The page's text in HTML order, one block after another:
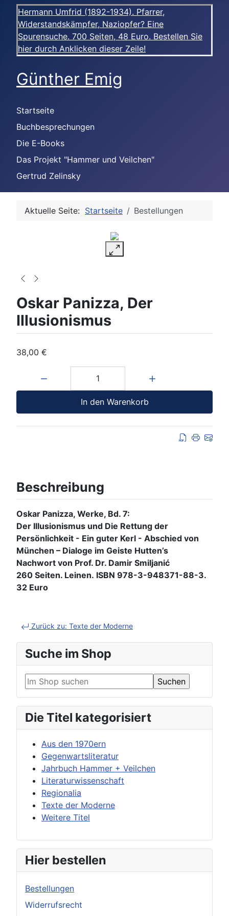
Hermann Umfrid (1892-1934). Pfarrer,
Widerstandskämpfer, Naziopfer? Eine
Spurensuche. 700 Seiten, 48 Euro. Bestellen Sie
hier durch Anklicken dieser Zeile!
Günther Emig
Startseite
Buchbesprechungen
Die E-Books
Das Projekt "Hammer und Veilchen"
Gertrud Zelinsky
Aktuelle Seite: Startseite Bestellungen
Oskar Panizza, Der
Illusionismus
38,00 €
In den Warenkorb
Beschreibung
Oskar Panizza, Werke, Bd. 7:
Der Illusionismus und Die Rettung der
Persönlichkeit - Ein guter Kerl - Abschied von
München – Dialoge im Geiste Hutten’s
Nachwort von Prof. Dr. Damir Smiljanić
260 Seiten. Leinen. ISBN 978-3-948371-88-3.
32 Euro
Zurück zu: Texte der Moderne
Suche im Shop
Die Titel kategorisiert
Aus den 1970ern
Gegenwartsliteratur
Jahrbuch Hammer + Veilchen
Literaturwissenschaft
Regionalia
Texte der Moderne
Weitere Titel
Hier bestellen
Bestellungen
Widerrufsrecht